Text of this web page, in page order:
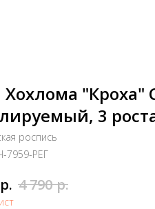
Хохлома "Кроха"
3
роспись
7959-РЕГ
р. 4 790 р.